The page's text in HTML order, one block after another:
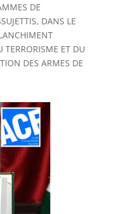
DE
DANS LE
TERRORISME ET DU
DES ARMES DE